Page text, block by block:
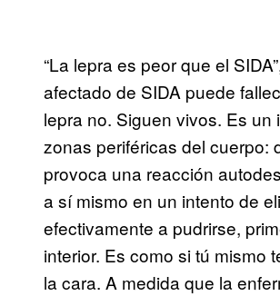
“La lepra es peor que el
afectado de SIDA puede
lepra no. Siguen vivos. Es un
zonas periféricas del cuerpo:
provoca una reacción
a sí mismo en un intento de
efectivamente a pudrirse,
interior. Es como si tú mismo
la cara. A medida que la